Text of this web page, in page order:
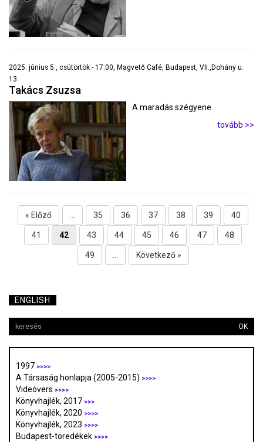
2025. június 5., csütörtök - 17:00, Magvető Café, Budapest, VII.,Dohány u.
13.
Takács Zsuzsa
A maradás szégyene
tovább >>
« Előző ... 35 36 37 38 39 40
41 42 43 44 45 46 47 48
49 ... Következő »
ENGLISH
OK
1997 >>>>
A Társaság honlapja (2005-2015) >>>>
Videóvers >>>>
Könyvhajlék, 2017 >>>
Könyvhajlék, 2020 >>>>
Könyvhajlék, 2023 >>>>
Budapest-töredékek >>>>